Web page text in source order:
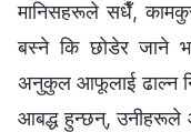
मानिसहरूले सधैँ,
बस्ने कि छोडेर जाने
अनुकुल आफूलाई ढाल्न
आबद्ध हुन्छन्, उनीहरूले